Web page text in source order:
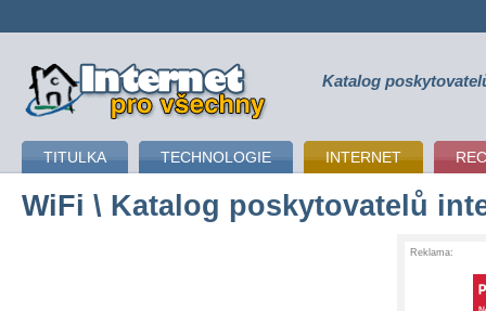
připojení k internetu Katalog
TITULKA TECHNOLOGIE INTERNET
WiFi \ Katalog poskytovatelů
Reklama: